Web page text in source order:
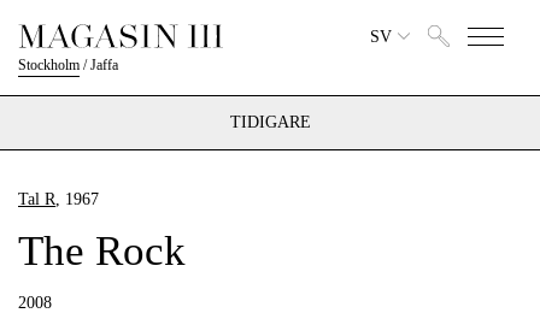
Stockholm /Jaffa
SV
TIDIGARE
Tal R, 1967
The Rock
2008